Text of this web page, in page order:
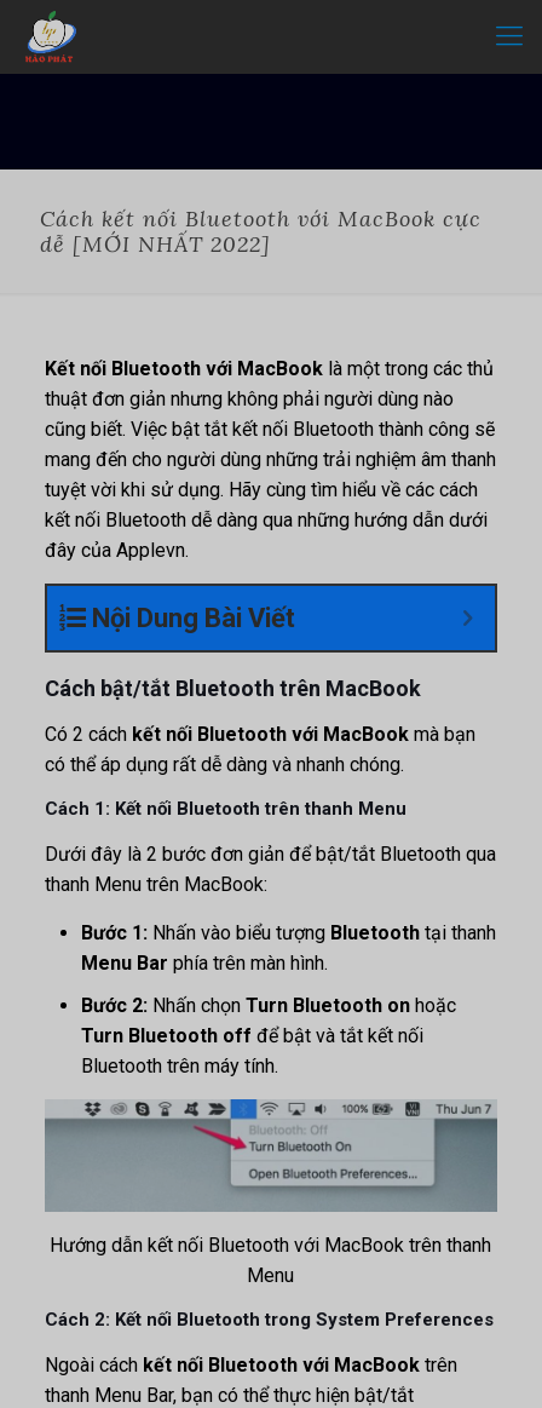
Cách kết nối Bluetooth với MacBook cực
dễ [MỚI NHẤT 2022]
Kết nối Bluetooth với MacBooklà một trong các thủ
thuật đơn giản nhưng không phải người dùng nào
cũng biết. Việc bật tắt kết nối Bluetooth thành công sẽ
mang đến cho người dùng những trải nghiệm âm thanh
tuyệt vời khi sử dụng. Hãy cùng tìm hiểu về các cách
kết nối Bluetooth dễ dàng qua những hướng dẫn dưới
đây của Applevn.
Nội Dung Bài Viết
Cách bật/tắt Bluetooth trên MacBook
Có 2 cách kết nối Bluetooth với MacBookmà bạn
có thể áp dụng rất dễ dàng và nhanh chóng.
Cách 1: Kết nối Bluetooth trên thanh Menu
Dưới đây là 2 bước đơn giản để bật/tắt Bluetooth qua
thanh Menu trên MacBook:
Bước 1: Nhấn vào biểu tượng Bluetoothtại thanh
Menu Bar phía trên màn hình.
Bước 2: Nhấn chọn Turn Bluetooth onhoặc
Turn Bluetooth off để bật và tắt kết nối
Bluetooth trên máy tính.
Hướng dẫn kết nối Bluetooth với MacBook trên thanh
Menu
Cách 2: Kết nối Bluetooth trong System Preferences
Ngoài cách kết nối Bluetooth với MacBooktrên
thanh Menu Bar, bạn có thể thực hiện bật/tắt